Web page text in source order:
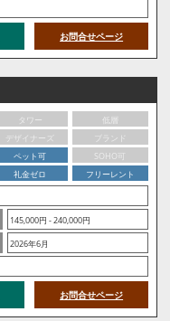
お問合せページ
タワー
低層
デザイナーズ
ブランド
ペット可
SOHO可
礼金ゼロ
フリーレント
145,000円 - 240,000円
2026年6月
お問合せページ